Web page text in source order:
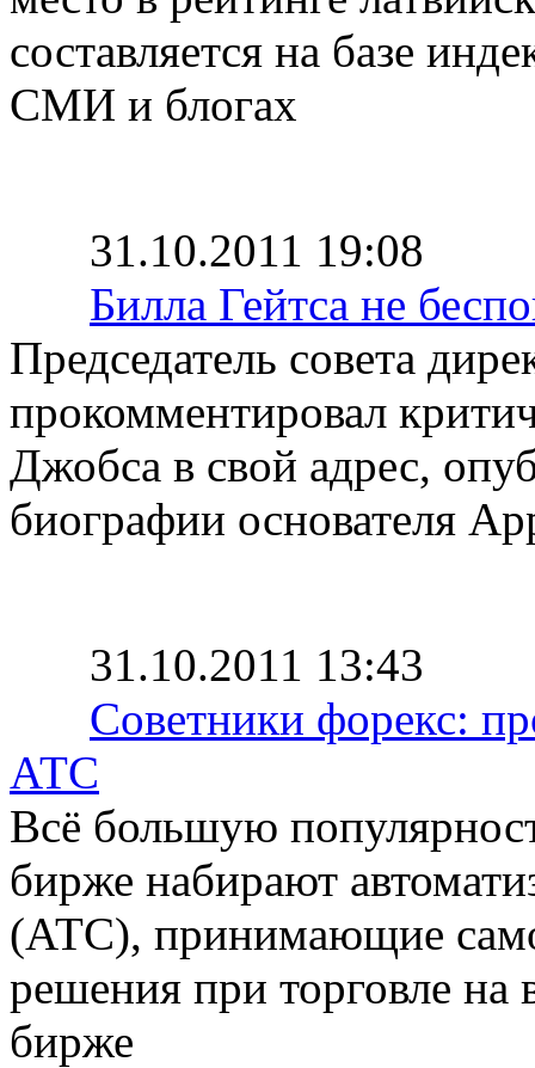
составляется на базе
СМИ и блогах
31.10.2011 19:08
Билла Гейтса не
Председатель совета
прокомментировал
Джобса в свой адрес,
биографии основателя
31.10.2011 13:43
Советники форекс:
АТС
Всё большую
бирже набирают
(АТС), принимающие
решения при торговле
бирже